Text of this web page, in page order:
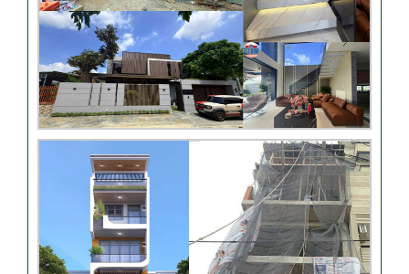
Video bàn giao nhà chị
Phượng – Nhà Bè TPHCM
Video đánh giá từ khách
hàng chị Oanh – sửa nhà
Nhận xét khách hàng nhà